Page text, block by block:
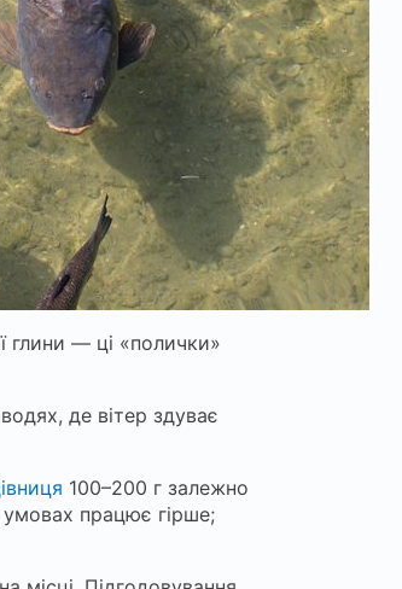
глини — ці «полички»
де вітер здуває
100–200 г залежно
працює гірше;